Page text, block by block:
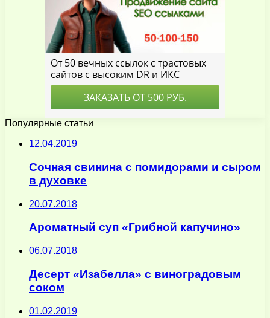
Популярные статьи
12.04.2019
Сочная свинина с помидорами и сыром
в духовке
20.07.2018
Ароматный суп «Грибной капучино»
06.07.2018
Десерт «Изабелла» с виноградовым
соком
01.02.2019